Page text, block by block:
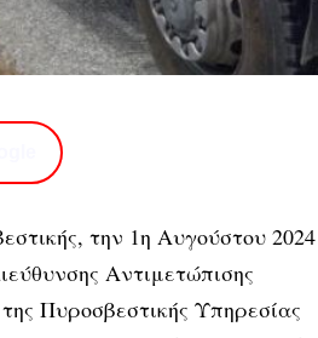
την 1η Αυγούστου 2024
Αντιμετώπισης
Πυροσβεστικής Υπηρεσίας